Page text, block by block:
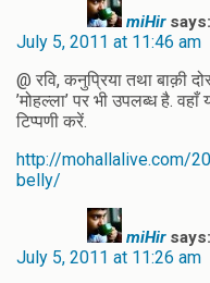
miHir says:
July 5, 2011 at 11:46 am
@ रवि, कनुप्रिया तथा
’मोहल्ला’ पर भी उपलब्ध है.
टिप्पणी करें.
http://mohallalive.com/
belly/
miHir says:
July 5, 2011 at 11:26 am